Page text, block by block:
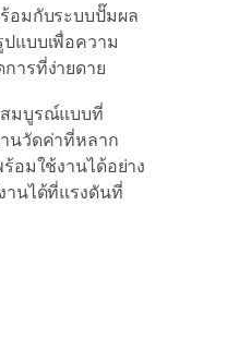
อมกับระบบปั๊มผล
แบบเพื่อความ
ารที่ง่ายดาย
สมบูรณ์แบบที่
นวัดค่าที่หลาก
อมใช้งานได้อย่าง
านได้ที่แรงดันที่